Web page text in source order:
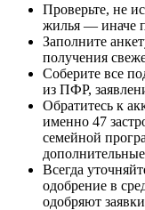
Проверьте, не
жилья — иначе
Заполните
получения
Соберите все
из ПФР,
Обратитесь к
именно 47
семейной
Всегда
одобрение в
одобряют